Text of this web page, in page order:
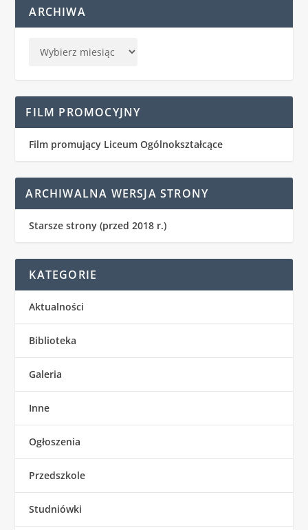
ARCHIWA
FILM PROMOCYJNY
Film promujący Liceum Ogólnokształcące
ARCHIWALNA WERSJA STRONY
Starsze strony (przed 2018 r.)
KATEGORIE
Aktualności
Biblioteka
Galeria
Inne
Ogłoszenia
Przedszkole
Studniówki